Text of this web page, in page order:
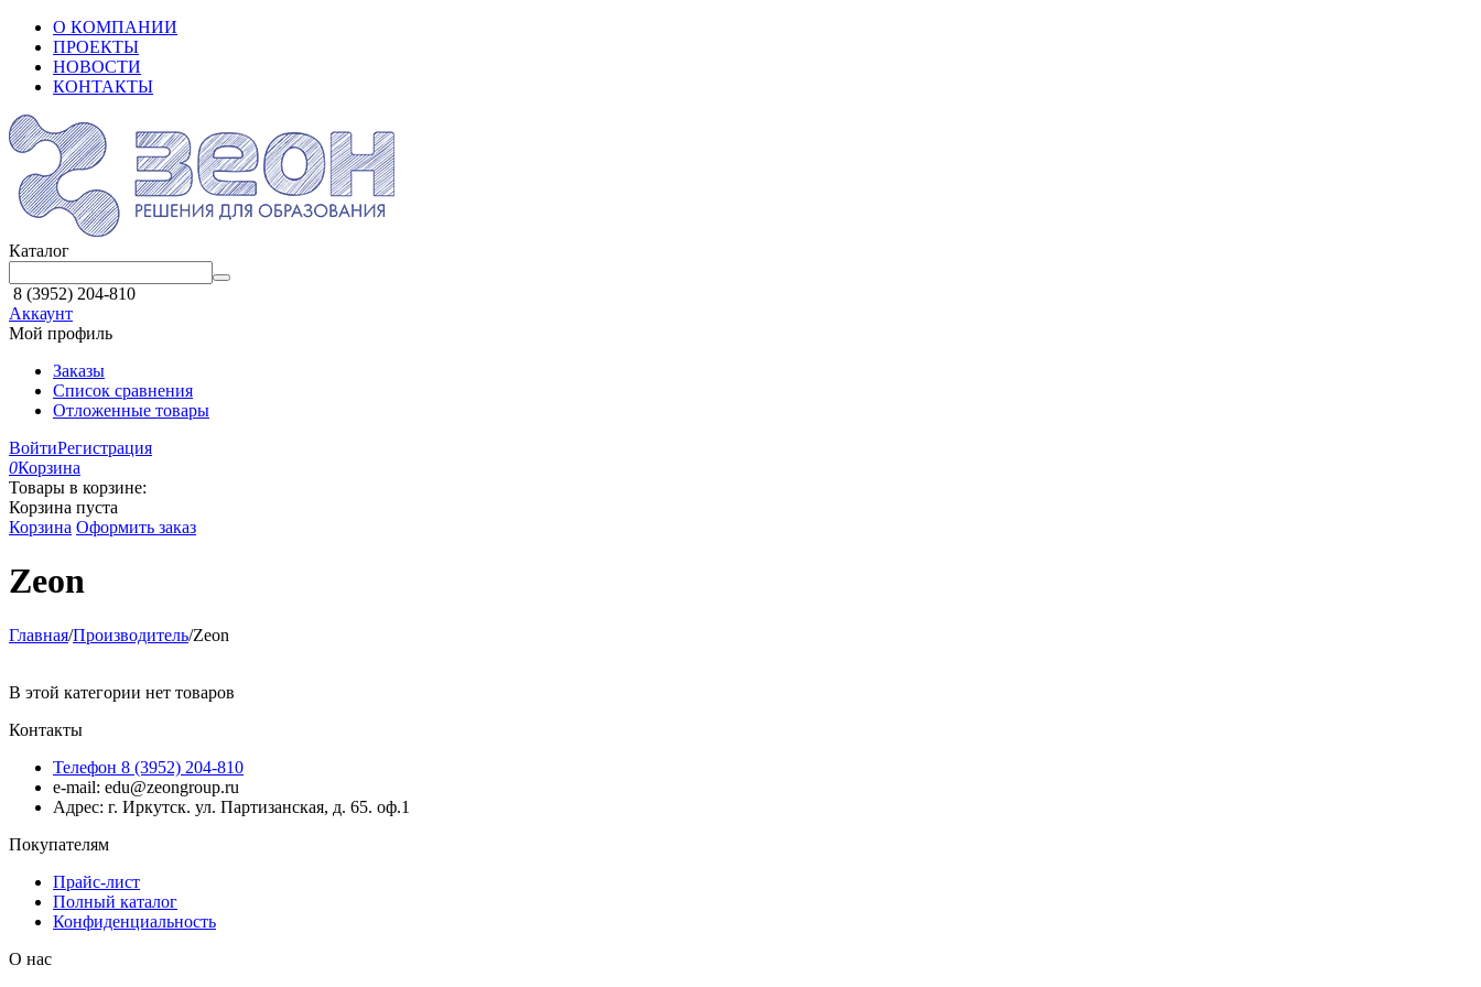
О КОМПАНИИ
ПРОЕКТЫ
НОВОСТИ
КОНТАКТЫ
Каталог
8 (3952) 204-810
Аккаунт
Мой профиль
Заказы
Список сравнения
Отложенные товары
ВойтиРегистрация
0Корзина
Товары в корзине:
Корзина пуста
Корзина Оформить заказ
Zeon
Главная/Производитель/Zeon
В этой категории нет товаров
Контакты
Телефон 8 (3952) 204-810
e-mail: edu@zeongroup.ru
Адрес: г. Иркутск. ул. Партизанская, д. 65. оф.1
Покупателям
Прайс-лист
Полный каталог
Конфиденциальность
О нас